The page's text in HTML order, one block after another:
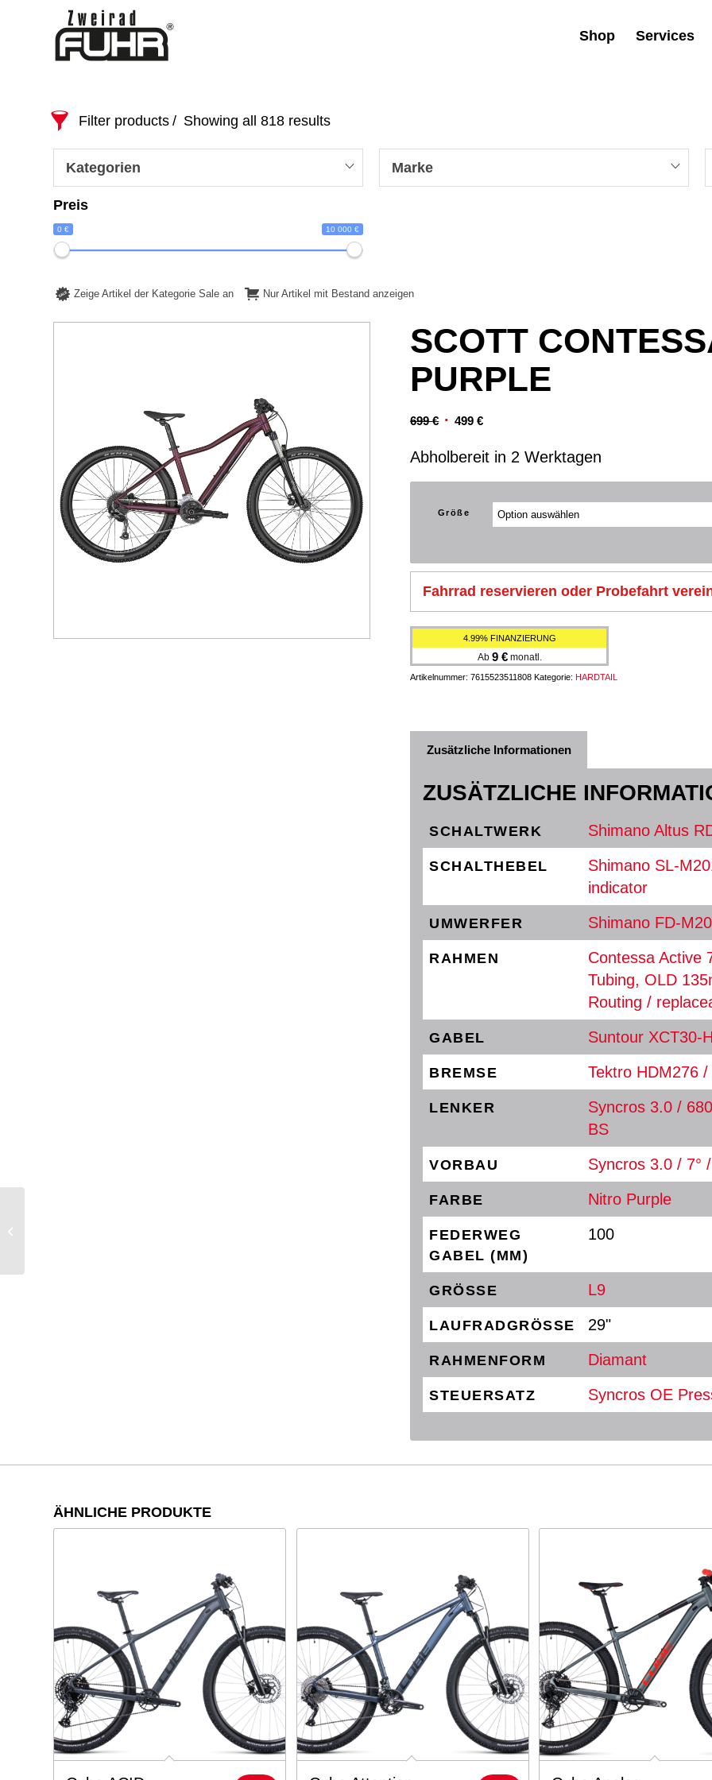
Shop Services
Filter products Showing all 818 results
Kategorien Marke
Preis
0 € 10 000 €
Zeige Artikel der Kategorie Sale an Nur Artikel mit Bestand anzeigen
SCOTT
PURPLE
699€ Ursprünglicher
war:
499€Aktueller
ist:
Abholbereit in 2 Werktagen
Größe
Fahrrad reservieren oder Probefahrt
4.99% FINANZIERUNG
Ab 9 €monatl.
Artikelnummer:7615523511808 Kategorie:HARDTAIL
Zusätzliche Informationen
ZUSÄTZLICHE
SCHALTWERK Shimano Altus
SCHALTHEBEL
Shimano SL-
indicator
UMWERFER Shimano FD-
RAHMEN
Contessa Active
Tubing, OLD
Routing /
GABEL Suntour XCT30-
BREMSE Tektro HDM276
LENKER
Syncros 3.0 /
BS
VORBAU Syncros 3.0 / 7°
FARBE Nitro Purple
FEDERWEG
GABEL (MM)
100
GRÖSSE L9
LAUFRADGRÖSSE 29"
RAHMENFORM Diamant
STEUERSATZ Syncros OE
ÄHNLICHE PRODUKTE